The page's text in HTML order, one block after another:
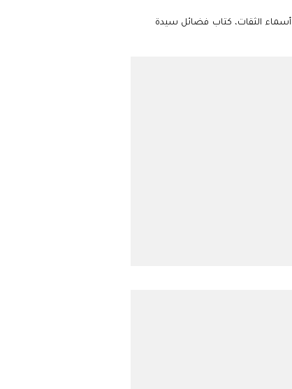
الثقات، كتاب فضائل سيدة